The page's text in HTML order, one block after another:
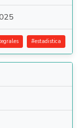
#estadistica